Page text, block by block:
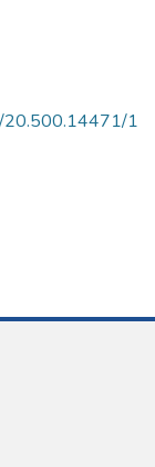
20.500.14471/1